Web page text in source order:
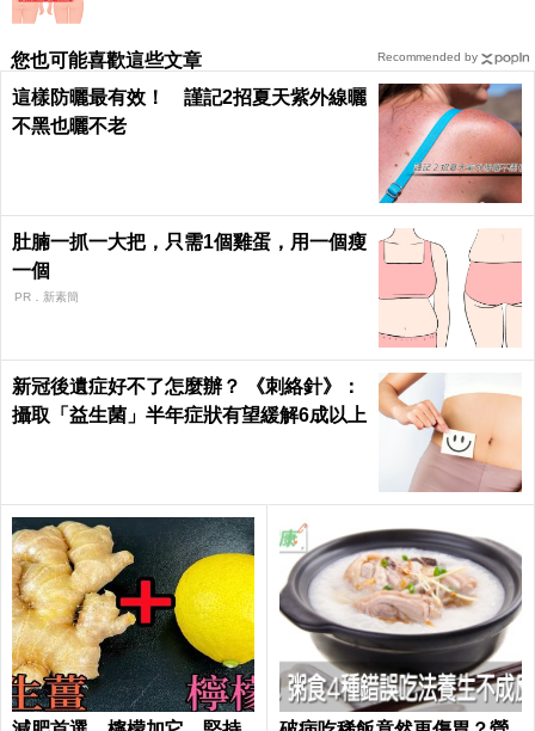
您也可能喜歡這些文章
這樣防曬最有效！ 謹記2招夏天紫外線曬
不黑也曬不老
肚腩一抓一大把，只需1個雞蛋，用一個瘦
一個
PR．新素簡
新冠後遺症好不了怎麼辦？ 《刺絡針》：
攝取「益生菌」半年症狀有望緩解6成以上
Recommended by